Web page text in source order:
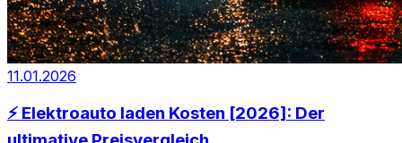
11.01.2026
⚡ Elektroauto laden Kosten [2026]: Der